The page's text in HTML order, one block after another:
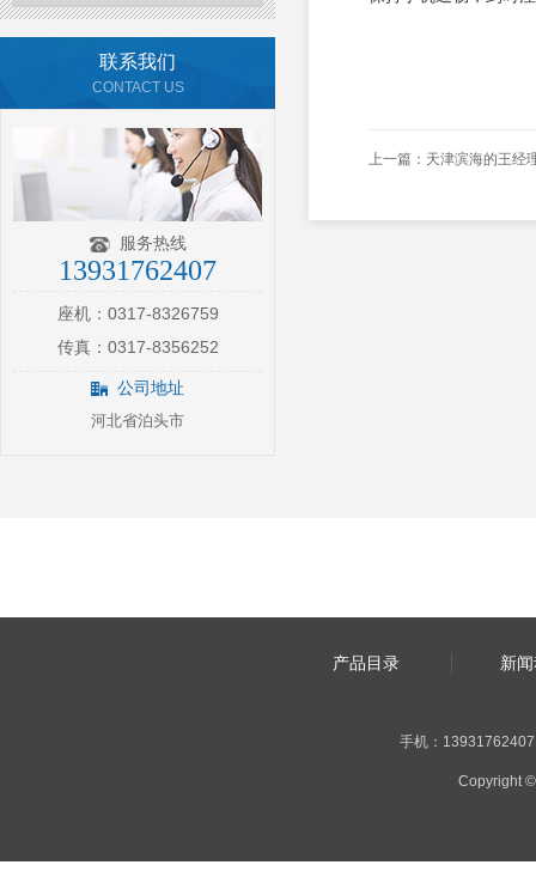
联系我们
CONTACT US
服务热线
13931762407
座机：0317-8326759
传真：0317-8356252
公司地址
河北省泊头市
上一篇： 天津滨海的王经
产品目录 新
手机：
Copyright